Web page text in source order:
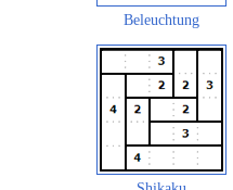
Beleuchtung